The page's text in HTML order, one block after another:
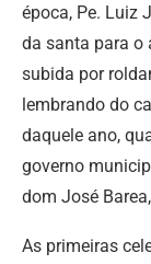
época, Pe. Luiz
da santa para o
subida por
lembrando do
daquele ano,
governo
dom José
As primeiras